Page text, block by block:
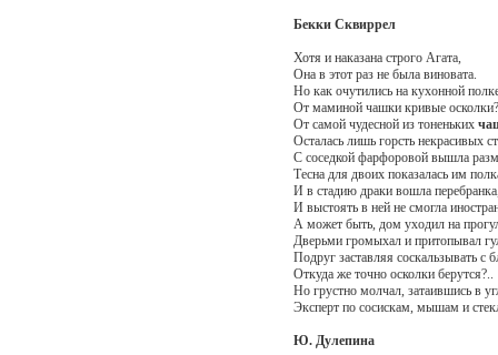
Бекки Сквиррел
Хотя и наказана строго Агата,
Она в этот раз не была виновата.
Но как очутились на кухонной
От маминой чашки кривые осколки?
От самой чудесной из тоненьких
Осталась лишь горсть некрасивых
С соседкой фарфоровой вышла
Тесна для двоих показалась им
И в стадию драки вошла
И выстоять в ней не смогла
А может быть, дом уходил на
Дверьми громыхал и притопывал
Подруг заставляя соскальзывать с
Откуда же точно осколки берутся?..
Но грустно молчал, затаившись в
Эксперт по сосискам, мышам и
Ю. Дулепина